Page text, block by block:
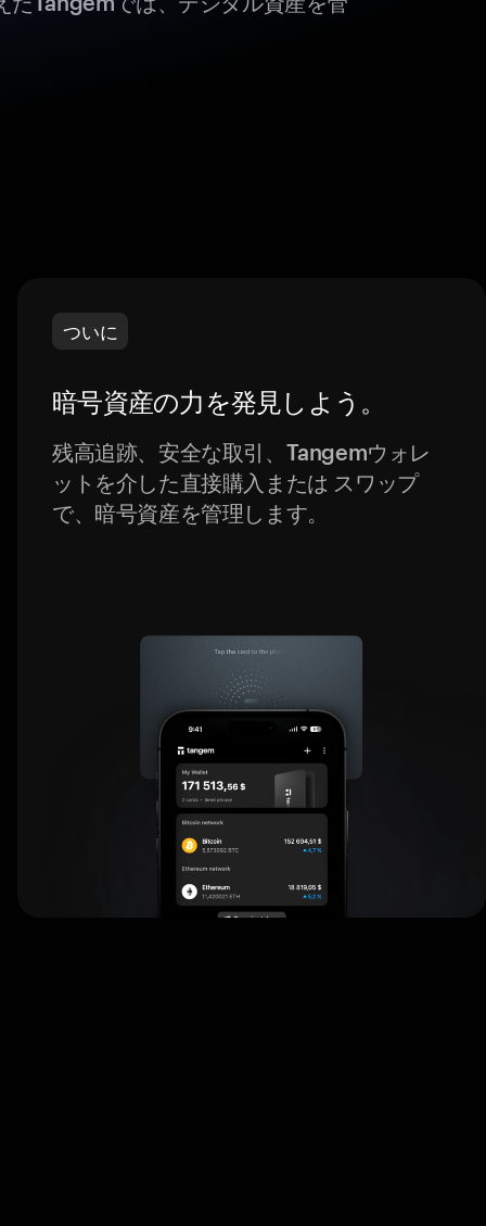
ついに
暗号資産の力を発見しよう。
残高追跡、安全な取引、Tangemウォレ
ットを介した直接購入または スワップ
で、暗号資産を管理します。